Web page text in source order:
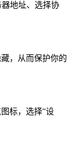
地址、选择协
，从而保护你的
标，选择“设